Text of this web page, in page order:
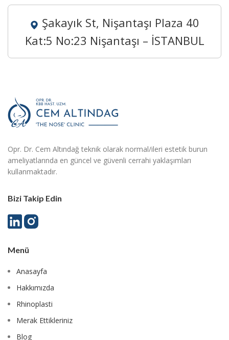
Şakayık St, Nişantaşı Plaza 40
Kat:5 No:23 Nişantaşı – İSTANBUL
Opr. Dr. Cem Altındağ teknik olarak normal/ileri estetik burun
ameliyatlarında en güncel ve güvenli cerrahi yaklaşımları
kullanmaktadır.
Bizi Takip Edin
Menü
Anasayfa
Hakkımızda
Rhinoplasti
Merak Ettikleriniz
Blog